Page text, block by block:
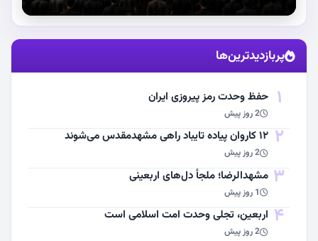
استقبال از آقای شهید ایران
مشاهده اخبار
پربازدیدترین‌ها
1 حفظ وحدت رمز پیروزی ایران
2 روز پیش
2 ۱۲ کاروان پیاده تایباد راهی مشهدمقدس می‌شوند
2 روز پیش
3 مشهد‌الرضا؛ ملجأ دل‌های اربعینی
1 روز پیش
4 اربعین، تجلی وحدت امت اسلامی است
2 روز پیش